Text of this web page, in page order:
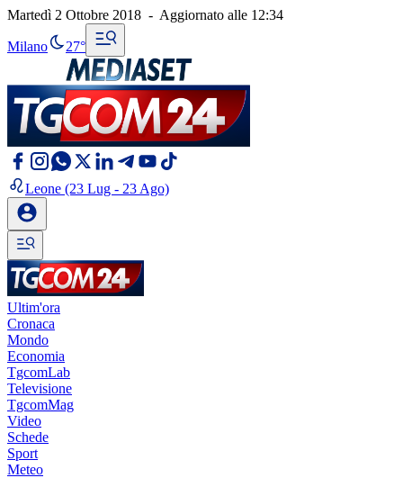
Martedì 2 Ottobre 2018 - Aggiornato alle 12:34
Milano 27°
Leone (23 Lug - 23 Ago)
Ultim'ora
Cronaca
Mondo
Economia
TgcomLab
Televisione
TgcomMag
Video
Schede
Sport
Meteo